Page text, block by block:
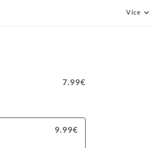
Více
7.99€
9.99€